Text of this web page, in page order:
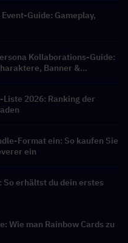
Guide: Gameplay,
Kollaborations-Guide:
Banner &
2026: Ranking der
Format ein: So kaufen Sie
ein
erhältst du dein erstes
Wie man Rainbow Cards zu